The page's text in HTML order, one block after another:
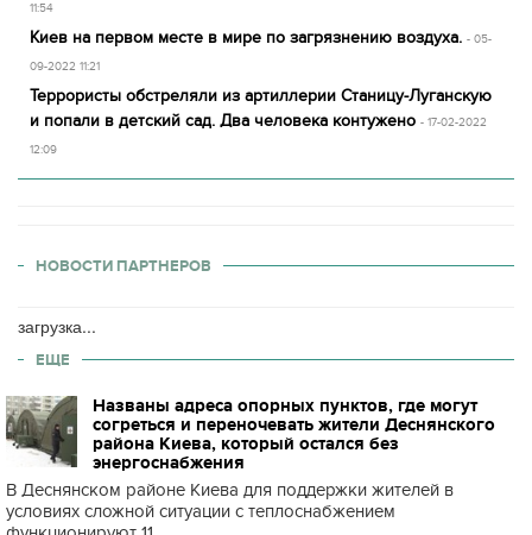
11:54
Киев на первом месте в мире по загрязнению воздуха. - 05-
09-2022 11:21
Террористы обстреляли из артиллерии Станицу-Луганскую
и попали в детский сад. Два человека контужено - 17-02-2022
12:09
НОВОСТИ ПАРТНЕРОВ
загрузка...
ЕЩЕ
Названы адреса опорных пунктов, где могут
согреться и переночевать жители Деснянского
района Киева, который остался без
энергоснабжения
В Деснянском районе Киева для поддержки жителей в
условиях сложной ситуации с теплоснабжением